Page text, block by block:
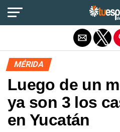
MÉRIDA
Luego de un
ya son 3 los
en Yucatán
Salir de la